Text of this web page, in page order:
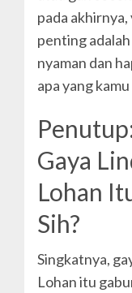
pada
penting
nyaman dan
apa yang
Gaya
Lohan
Sih?
Singkatnya,
Lohan itu